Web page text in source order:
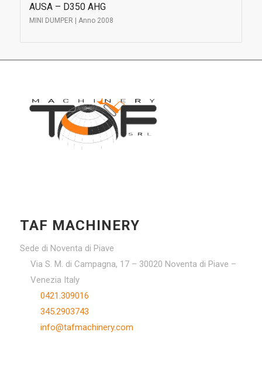
AUSA – D350 AHG
MINI DUMPER | Anno 2008
TAF MACHINERY
Sede di Noventa di Piave
Via S. M. di Campagna, 17 – 30020 Noventa di Piave –
Venezia Italy
0421.309016
345.2903743
info@tafmachinery.com